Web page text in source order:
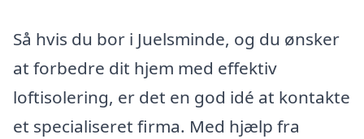
Så hvis du bor i Juelsminde, og du ønsker
at forbedre dit hjem med effektiv
loftisolering, er det en god idé at kontakte
et specialiseret firma. Med hjælp fra